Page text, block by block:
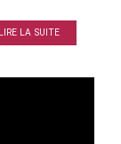
LIRE LA SUITE